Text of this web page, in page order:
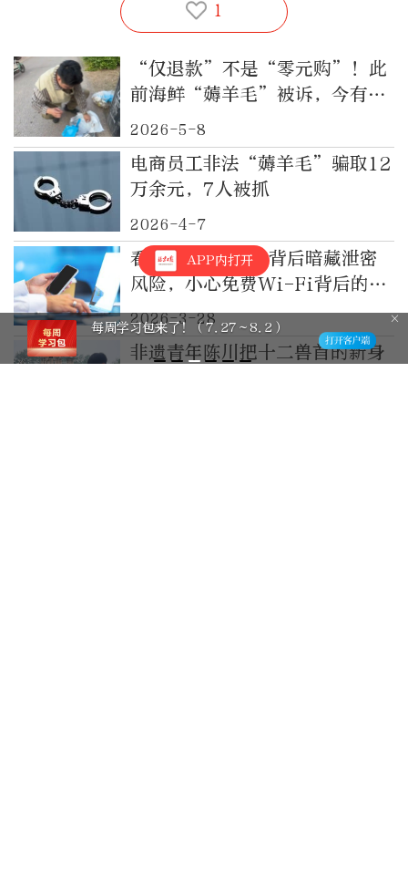
1
“仅退款”不是“零元购”！此
前海鲜“薅羊毛”被诉，今有榴
莲买家被行拘，最新进展→
2026-5-8
电商员工非法“薅羊毛”骗取12
万余元，7人被抓
2026-4-7
看似“图方便” 背后暗藏泄密
风险，小心免费Wi-Fi背后的窥
探
2026-3-28
非遗青年陈川把十二兽首的新身
APP内打开
局部短时雨强大致39处积滞水，最大
点位在丰台区桃苑公园北铁路桥